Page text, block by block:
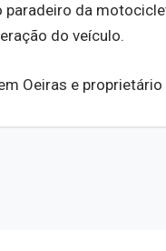
da
do veículo.